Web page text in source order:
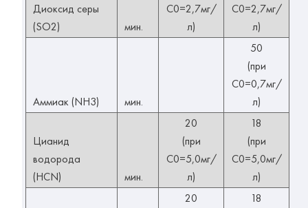
Диоксид серы
(SO2)
мин.
С0=2,7мг/
л)
С0=2,7мг/
л)
Аммиак (NH3) мин.
50
(при
С0=0,7мг/
л)
Цианид
водорода
(HCN)
мин.
20
(при
С0=5,0мг/
л)
18
(при
С0=5,0мг/
л)
20
18